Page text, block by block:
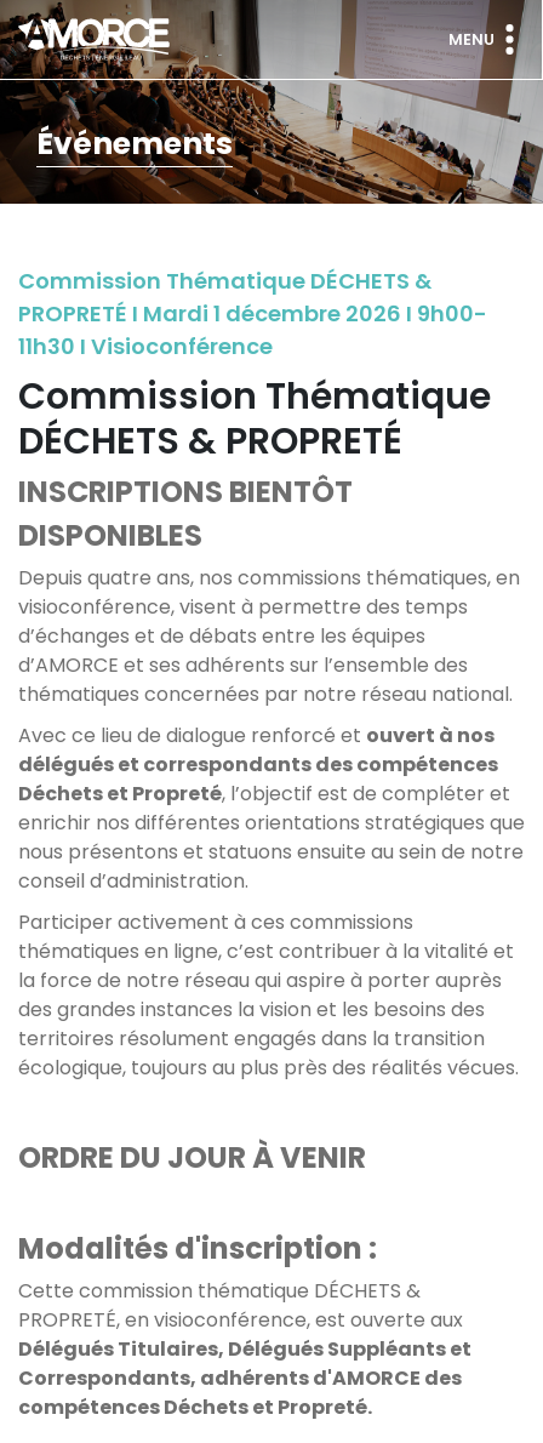
MENU
Événements
Commission Thématique DÉCHETS &
PROPRETÉ I Mardi 1 décembre 2026 I 9h00-
11h30 I Visioconférence
Commission Thématique
DÉCHETS & PROPRETÉ
INSCRIPTIONS BIENTÔT
DISPONIBLES
Depuis quatre ans, nos commissions thématiques, en
visioconférence, visent à permettre des temps
d’échanges et de débats entre les équipes
d’AMORCE et ses adhérents sur l’ensemble des
thématiques concernées par notre réseau national.
Avec ce lieu de dialogue renforcé et ouvert à nos
délégués et correspondants des compétences
Déchets et Propreté, l’objectif est de compléter et
enrichir nos différentes orientations stratégiques que
nous présentons et statuons ensuite au sein de notre
conseil d’administration.
Participer activement à ces commissions
thématiques en ligne, c’est contribuer à la vitalité et
la force de notre réseau qui aspire à porter auprès
des grandes instances la vision et les besoins des
territoires résolument engagés dans la transition
écologique, toujours au plus près des réalités vécues.
ORDRE DU JOUR À VENIR
Modalités d'inscription :
Cette commission thématique DÉCHETS &
PROPRETÉ, en visioconférence, est ouverte aux
Délégués Titulaires, Délégués Suppléants et
Correspondants, adhérents d'AMORCE des
compétences Déchets et Propreté.